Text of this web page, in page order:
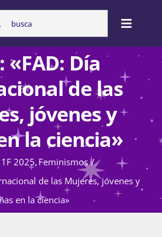
Toggle
Inicio
Nosotras
violencia de género
«FAD: Día
de las
jóvenes y
la ciencia»
2025 Feminismos
de las Mujeres, jóvenes y
en la ciencia»